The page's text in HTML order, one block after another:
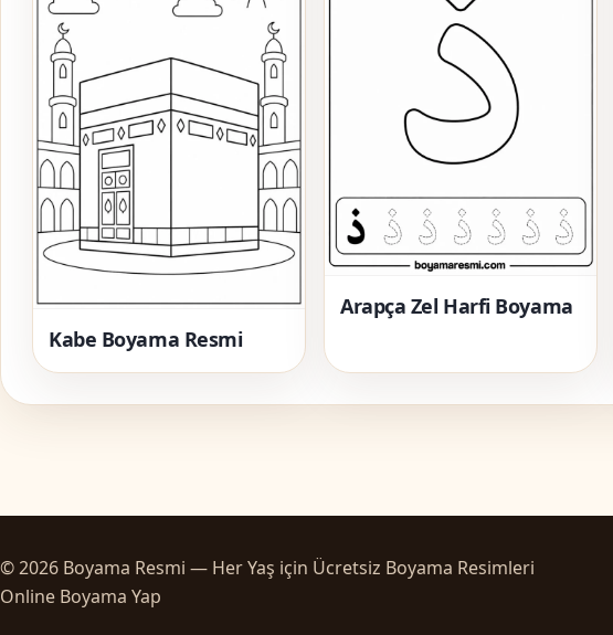
Kabe Boyama Resmi
Arapça Zel Harfi Boyama
© 2026 Boyama Resmi — Her Yaş için Ücretsiz Boyama Resimleri
Online Boyama Yap